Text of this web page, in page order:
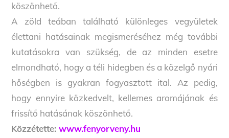
köszönhető.
A zöld teában található különleges vegyületek
élettani hatásainak megismeréséhez még további
kutatásokra van szükség, de az minden esetre
elmondható, hogy a téli hidegben és a közelgő nyári
hőségben is gyakran fogyasztott ital. Az pedig,
hogy ennyire közkedvelt, kellemes aromájának és
frissítő hatásának köszönhető.
Közzétette:www.fenyorveny.hu